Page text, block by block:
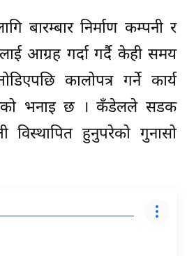
बारम्बार निर्माण कम्पनी र
आग्रह गर्दा गर्दै केही समय
कालोपत्र गर्ने कार्य
भनाइ छ । कँडेलले सडक
विस्थापित हुनुपरेको गुनासो